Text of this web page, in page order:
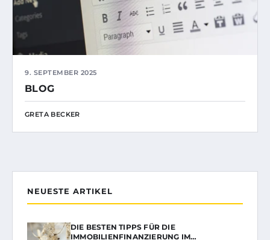
9. SEPTEMBER 2025
BLOG
GRETA BECKER
NEUESTE ARTIKEL
DIE BESTEN TIPPS FÜR DIE
IMMOBILIENFINANZIERUNG IM…